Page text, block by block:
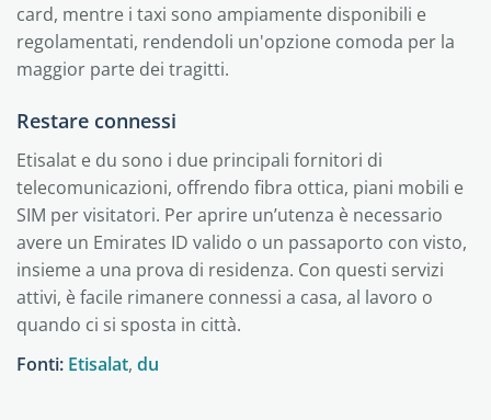
card, mentre i taxi sono ampiamente disponibili e
regolamentati, rendendoli un'opzione comoda per la
maggior parte dei tragitti.
Restare connessi
Etisalat e du sono i due principali fornitori di
telecomunicazioni, offrendo fibra ottica, piani mobili e
SIM per visitatori. Per aprire un’utenza è necessario
avere un Emirates ID valido o un passaporto con visto,
insieme a una prova di residenza. Con questi servizi
attivi, è facile rimanere connessi a casa, al lavoro o
quando ci si sposta in città.
Fonti: Etisalat, du